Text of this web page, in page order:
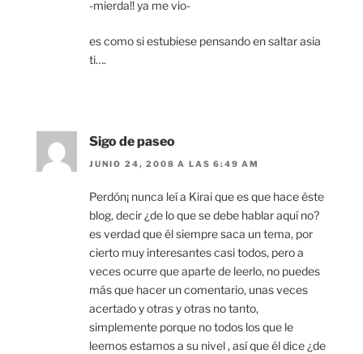
-mierda!! ya me vio-
es como si estubiese pensando en saltar asia
ti….
Sigo de paseo
JUNIO 24, 2008 A LAS 6:49 AM
Perdón¡ nunca leí a Kirai que es que hace éste
blog, decir ¿de lo que se debe hablar aquí no?
es verdad que él siempre saca un tema, por
cierto muy interesantes casi todos, pero a
veces ocurre que aparte de leerlo, no puedes
más que hacer un comentario, unas veces
acertado y otras y otras no tanto,
simplemente porque no todos los que le
leemos estamos a su nivel , así que él dice ¿de